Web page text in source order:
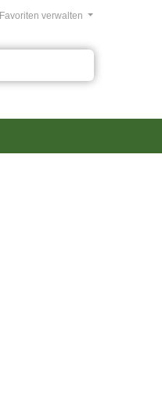
Favoriten verwalten